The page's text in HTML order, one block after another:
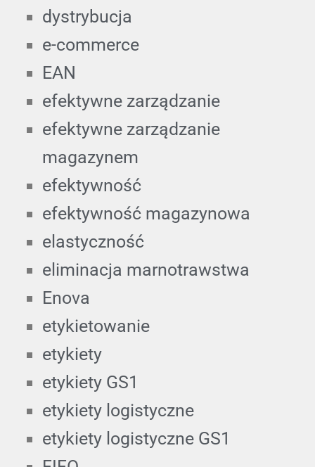
dystrybucja
e-commerce
EAN
efektywne zarządzanie
efektywne zarządzanie
magazynem
efektywność
efektywność magazynowa
elastyczność
eliminacja marnotrawstwa
Enova
etykietowanie
etykiety
etykiety GS1
etykiety logistyczne
etykiety logistyczne GS1